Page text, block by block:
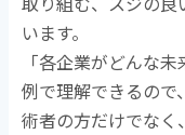
います。
「各企業がどんな
例で理解できるので
術者の方だけでな